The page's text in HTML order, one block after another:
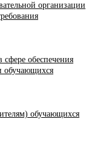
организации
обеспечения
обучающихся
обучающихся